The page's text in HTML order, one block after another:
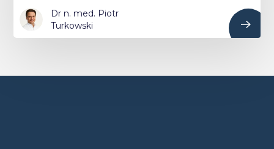
Dr n. med. Piotr
Turkowski